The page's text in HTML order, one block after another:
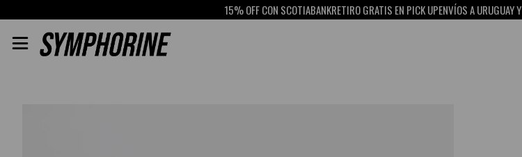
15% OFF CON SCOTIABANKRETIRO GRATIS EN PICK UPENVÍOS A URUGUAY Y EL MUNDO
